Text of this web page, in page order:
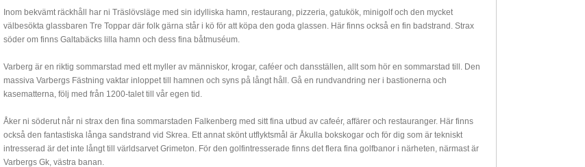
Inom bekvämt räckhåll har ni Träslövsläge med sin idylliska hamn, restaurang, pizzeria, gatukök, minigolf och den mycket
välbesökta glassbaren Tre Toppar där folk gärna står i kö för att köpa den goda glassen. Här finns också en fin badstrand. Strax
söder om finns Galtabäcks lilla hamn och dess fina båtmuséum.
Varberg är en riktig sommarstad med ett myller av människor, krogar, caféer och dansställen, allt som hör en sommarstad till. Den
massiva Varbergs Fästning vaktar inloppet till hamnen och syns på långt håll. Gå en rundvandring ner i bastionerna och
kasematterna, följ med från 1200-talet till vår egen tid.
Åker ni söderut når ni strax den fina sommarstaden Falkenberg med sitt fina utbud av cafeér, affärer och restauranger. Här finns
också den fantastiska långa sandstrand vid Skrea. Ett annat skönt utflyktsmål är Åkulla bokskogar och för dig som är tekniskt
intresserad är det inte långt till världsarvet Grimeton. För den golfintresserade finns det flera fina golfbanor i närheten, närmast är
Varbergs Gk, västra banan.